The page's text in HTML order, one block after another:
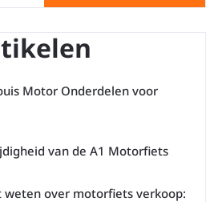
Motor Onderdelen voor
van de A1 Motorfiets
weten over motorfiets verkoop: